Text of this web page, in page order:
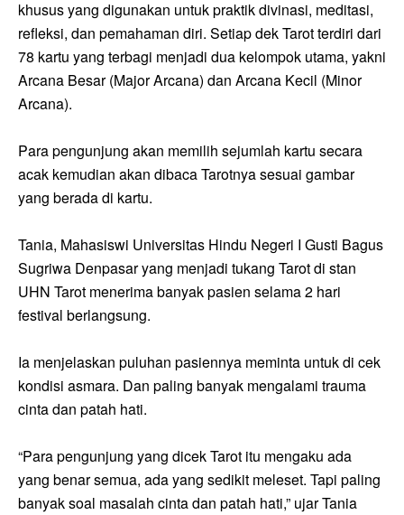
khusus yang digunakan untuk praktik divinasi, meditasi,
refleksi, dan pemahaman diri. Setiap dek Tarot terdiri dari
78 kartu yang terbagi menjadi dua kelompok utama, yakni
Arcana Besar (Major Arcana) dan Arcana Kecil (Minor
Arcana).
Para pengunjung akan memilih sejumlah kartu secara
acak kemudian akan dibaca Tarotnya sesuai gambar
yang berada di kartu.
Tania, Mahasiswi Universitas Hindu Negeri I Gusti Bagus
Sugriwa Denpasar yang menjadi tukang Tarot di stan
UHN Tarot menerima banyak pasien selama 2 hari
festival berlangsung.
Ia menjelaskan puluhan pasiennya meminta untuk di cek
kondisi asmara. Dan paling banyak mengalami trauma
cinta dan patah hati.
“Para pengunjung yang dicek Tarot itu mengaku ada
yang benar semua, ada yang sedikit meleset. Tapi paling
banyak soal masalah cinta dan patah hati,” ujar Tania